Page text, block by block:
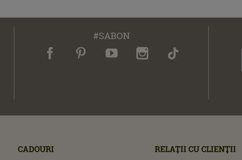
#SABON
CADOURI RELAŢII CU CLIENŢII